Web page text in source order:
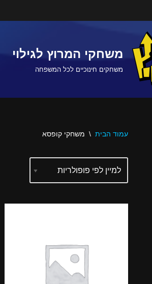
משחקי המרוץ לגילוי
משחקים חינוכיים לכל המשפחה
עמוד הבית \ משחקי קופסא